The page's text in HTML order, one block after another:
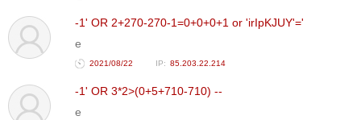
-1' OR 2+270-270-1=0+0+0+1 or 'irIpKJUY'='
e
2021/08/22 85.203.22.214
-1' OR 3*2>(0+5+710-710) --
e